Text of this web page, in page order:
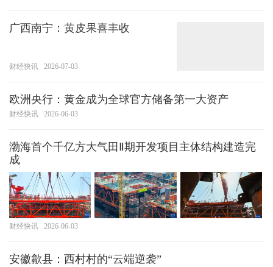
广西南宁：黄皮果喜丰收
财经快讯 2026-07-03
欧洲央行：黄金成为全球官方储备第一大资产
财经快讯 2026-06-03
渤海首个千亿方大气田Ⅱ期开发项目主体结构建造完
成
财经快讯 2026-06-03
安徽歙县：西村村的“云端逆袭”